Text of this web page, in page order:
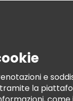
e
la